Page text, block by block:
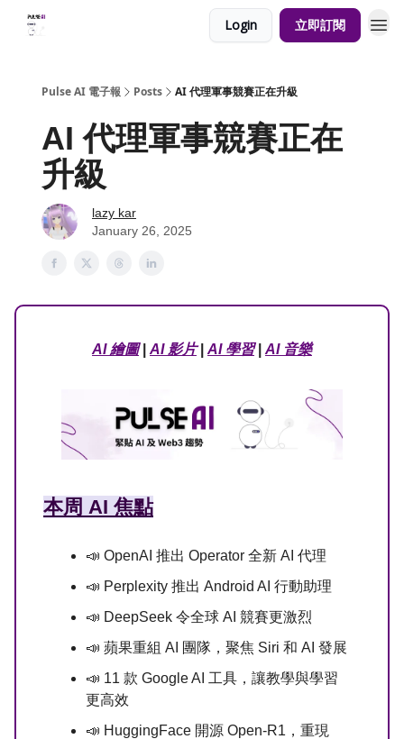
Login 立即訂閱
Pulse AI 電子報 Posts AI 代理軍事競賽正在升級
AI 代理軍事競賽正在
升級
lazy kar
January 26, 2025
AI 繪圖| AI 影片| AI 學習| AI 音樂
本周 AI 焦點
📣 OpenAI 推出 Operator 全新 AI 代理
📣 Perplexity 推出 Android AI 行動助理
📣 DeepSeek 令全球 AI 競賽更激烈
📣 蘋果重組 AI 團隊，聚焦 Siri 和 AI 發展
📣 11 款 Google AI 工具，讓教學與學習
更高效
📣 HuggingFace 開源 Open-R1，重現